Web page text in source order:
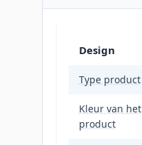
Design
Type product
Kleur van het
product